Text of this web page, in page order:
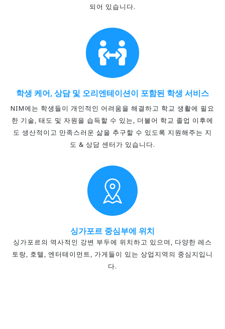
되어 있습니다.
학생 케어, 상담 및 오리엔테이션이 포함된 학생 서비스
NIM에는 학생들이 개인적인 어려움을 해결하고 학교 생활에 필요
한 기술, 태도 및 자원을 습득할 수 있는, 더불어 학교 졸업 이후에
도 생산적이고 만족스러운 삶을 추구할 수 있도록 지원해주는 지
도 & 상담 센터가 있습니다.
싱가포르 중심부에 위치
싱가포르의 역사적인 강변 부두에 위치하고 있으며, 다양한 레스
토랑, 호텔, 엔터테이먼트, 가게들이 있는 상업지역의 중심지입니
다.